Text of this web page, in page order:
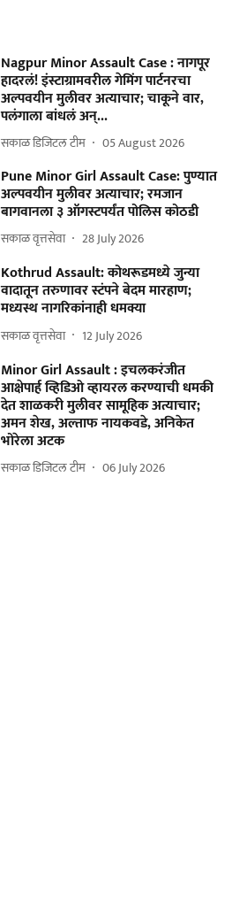
Nagpur Minor Assault Case : नागपूर
हादरलं! इंस्टाग्रामवरील गेमिंग पार्टनरचा
अल्पवयीन मुलीवर अत्याचार; चाकूने वार,
पलंगाला बांधलं अन्...
सकाळ डिजिटल टीम 05 August 2026
Pune Minor Girl Assault Case: पुण्यात
अल्पवयीन मुलीवर अत्याचार; रमजान
बागवानला ३ ऑगस्टपर्यंत पोलिस कोठडी
सकाळ वृत्तसेवा 28 July 2026
Kothrud Assault: कोथरूडमध्ये जुन्या
वादातून तरुणावर स्टंपने बेदम मारहाण;
मध्यस्थ नागरिकांनाही धमक्या
सकाळ वृत्तसेवा 12 July 2026
Minor Girl Assault : इचलकरंजीत
आक्षेपार्ह व्हिडिओ व्हायरल करण्याची धमकी
देत शाळकरी मुलीवर सामूहिक अत्याचार;
अमन शेख, अल्ताफ नायकवडे, अनिकेत
भोरेला अटक
सकाळ डिजिटल टीम 06 July 2026